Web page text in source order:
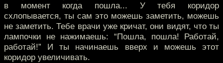
в момент когда пошла... У тебя коридор
схлопывается, ты сам это можешь заметить, можешь
не заметить. Тебе врачи уже кричат, они видят, что ты
лампочки не нажимаешь: “Пошла, пошла! Работай,
работай!” И ты начинаешь вверх и можешь этот
коридор увеличивать.